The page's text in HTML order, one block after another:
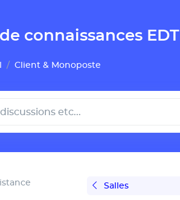
connaissances EDT
Client & Monoposte
Salles